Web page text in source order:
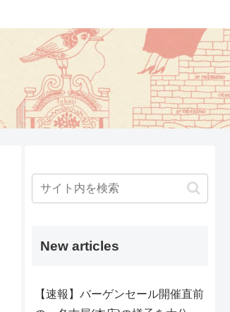
New articles
【速報】バーゲンセール開催直前